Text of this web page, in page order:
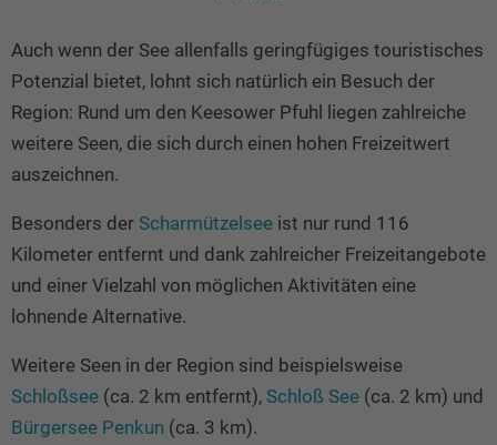
Auch wenn der See allenfalls geringfügiges touristisches
Potenzial bietet, lohnt sich natürlich ein Besuch der
Region: Rund um den Keesower Pfuhl liegen zahlreiche
weitere Seen, die sich durch einen hohen Freizeitwert
auszeichnen.
Besonders der Scharmützelsee ist nur rund 116
Kilometer entfernt und dank zahlreicher Freizeitangebote
und einer Vielzahl von möglichen Aktivitäten eine
lohnende Alternative.
Weitere Seen in der Region sind beispielsweise
Schloßsee (ca. 2 km entfernt), Schloß See (ca. 2 km) und
Bürgersee Penkun (ca. 3 km).